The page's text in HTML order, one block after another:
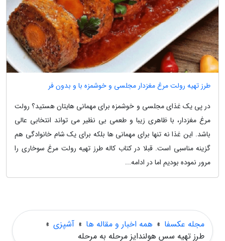
طرز تهیه رولت مرغ مغزدار مجلسی و خوشمزه با و بدون فر
در پی یک غذای مجلسی و خوشمزه برای مهمانی هایتان هستید؟ رولت
مرغ مغزدار، با ظاهری زیبا و طعمی بی نظیر می تواند انتخابی عالی
باشد. این غذا نه تنها برای مهمانی ها بلکه برای یک شام خانوادگی هم
گزینه مناسبی است. قبلا در کتاب کاله طرز تهیه رولت مرغ سوخاری را
مرور نموده بودیم اما در ادامه...
مجله عکسفا » همه اخبار و مقاله ها » آشپزی »
طرز تهیه سس هولندایز مرحله به مرحله